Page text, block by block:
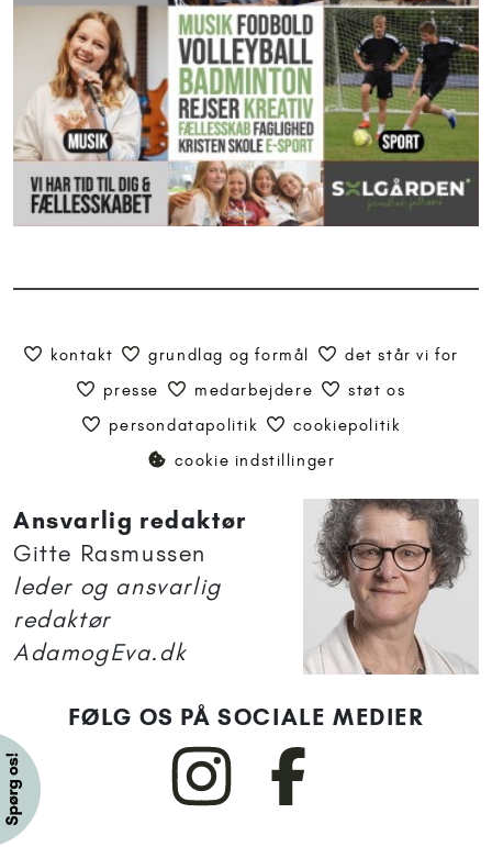
kontakt grundlag og formål
det står vi for
presse
medarbejdere
støt os
persondatapolitik
cookiepolitik
cookie indstillinger
Ansvarlig redaktør
Gitte Rasmussen
leder og ansvarlig
redaktør
AdamogEva.dk
FØLG OS PÅ SOCIALE MEDIER